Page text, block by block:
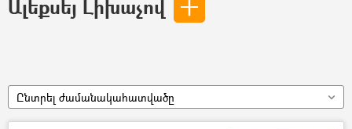
Ալեքսեյ Լիխաչով
Ընտրել ժամանակահատվածը